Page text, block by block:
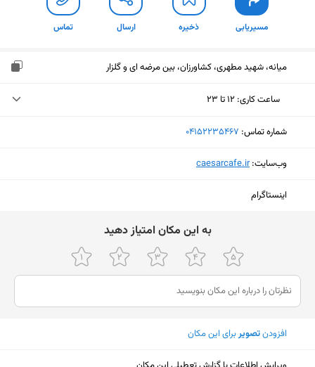
مسیریابی ذخیره ارسال تماس
میانه، شهید مطهری، کشاورزان، بین مرضه ای و گلزار
ساعت کاری: ۱۲ تا ۲۳
دوشنبه (امروز)
شنبه
۱۲ تا ۲۳
یکشنبه
شماره تماس: ‎04152235467
وب‌سایت:‎caesarcafe.ir
اینستاگرام
ﺑﻪ اﯾﻦ ﻣﮑﺎن اﻣﺘﯿﺎز دﻫﯿﺪ
افزودنتصویربرای این مکان